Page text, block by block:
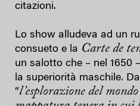
citazioni.
Lo show alludeva ad un
consueto e la Carte de
un salotto che – nel 1650
la superiorità maschile.
“l’esplorazione del